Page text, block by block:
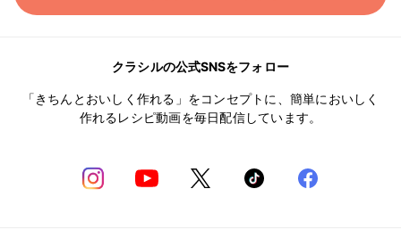
クラシルの公式SNSをフォロー
「きちんとおいしく作れる」をコンセプトに、簡単においしく
作れるレシピ動画を毎日配信しています。